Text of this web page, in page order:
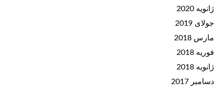
ژانویه 2020
جولای 2019
مارس 2018
فوریه 2018
ژانویه 2018
دسامبر 2017